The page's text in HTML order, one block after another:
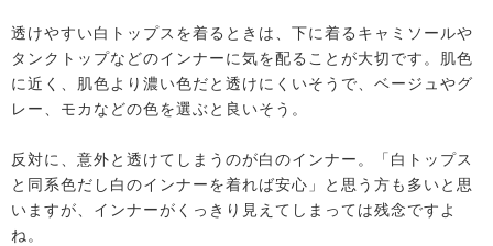
透けやすい白トップスを着るときは、下に着るキャミソールや
タンクトップなどのインナーに気を配ることが大切です。肌色
に近く、肌色より濃い色だと透けにくいそうで、ベージュやグ
レー、モカなどの色を選ぶと良いそう。
反対に、意外と透けてしまうのが白のインナー。「白トップス
と同系色だし白のインナーを着れば安心」と思う方も多いと思
いますが、インナーがくっきり見えてしまっては残念ですよ
ね。